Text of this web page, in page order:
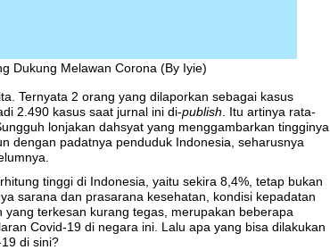
Dukung Melawan Corona (By Iyie)
Ternyata 2 orang yang dilaporkan sebagai kasus
2.490 kasus saat jurnal ini di-publish . Itu artinya rata-
lonjakan dahsyat yang menggambarkan tingginya
dengan padatnya penduduk Indonesia, seharusnya
tinggi di Indonesia, yaitu sekira 8,4%, tetap bukan
sarana dan prasarana kesehatan, kondisi kepadatan
terkesan kurang tegas, merupakan beberapa
Covid-19 di negara ini. Lalu apa yang bisa dilakukan
di sini?